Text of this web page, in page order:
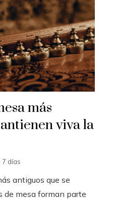
más
viva la
7 días
antiguos que se
de mesa forman parte